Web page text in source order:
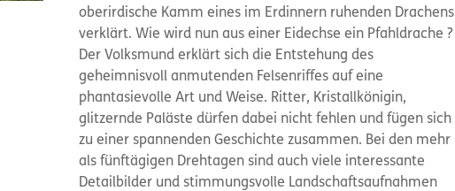
oberirdische Kamm eines im Erdinnern ruhenden Drachens
verklärt. Wie wird nun aus einer Eidechse ein Pfahldrache ?
Der Volksmund erklärt sich die Entstehung des
geheimnisvoll anmutenden Felsenriffes auf eine
phantasievolle Art und Weise. Ritter, Kristallkönigin,
glitzernde Paläste dürfen dabei nicht fehlen und fügen sich
zu einer spannenden Geschichte zusammen. Bei den mehr
als fünftägigen Drehtagen sind auch viele interessante
Detailbilder und stimmungsvolle Landschaftsaufnahmen